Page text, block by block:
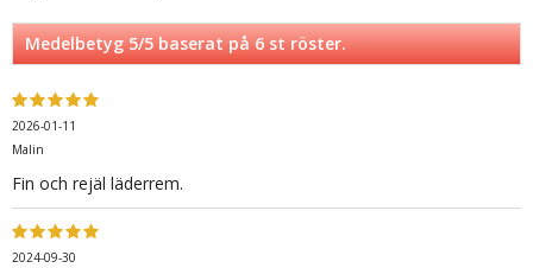
Medelbetyg5/5 baserat på6st röster.
2026-01-11
Malin
Fin och rejäl läderrem.
2024-09-30